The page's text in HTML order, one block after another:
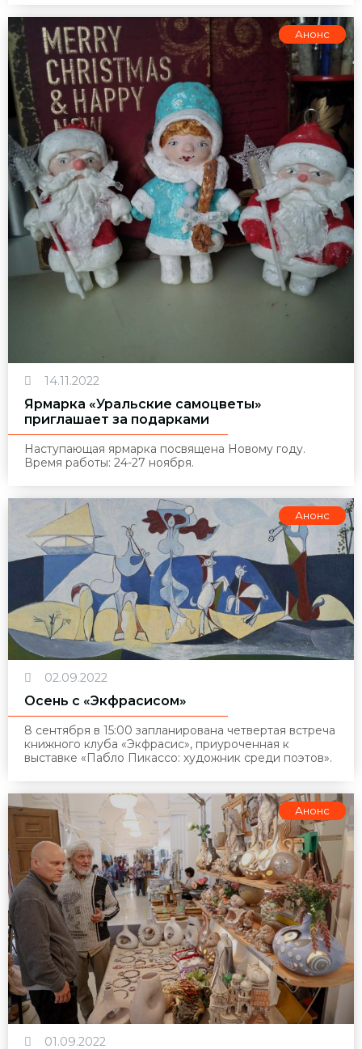
Анонс
14.11.2022
Ярмарка «Уральские самоцветы»
приглашает за подарками
Наступающая ярмарка посвящена Новому году.
Время работы: 24-27 ноября.
Анонс
02.09.2022
Осень с «Экфрасисом»
8 сентября в 15:00 запланирована четвертая встреча
книжного клуба «Экфрасис», приуроченная к
выставке «Пабло Пикассо: художник среди поэтов».
Анонс
01.09.2022